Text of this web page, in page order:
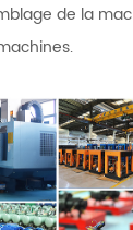
de la